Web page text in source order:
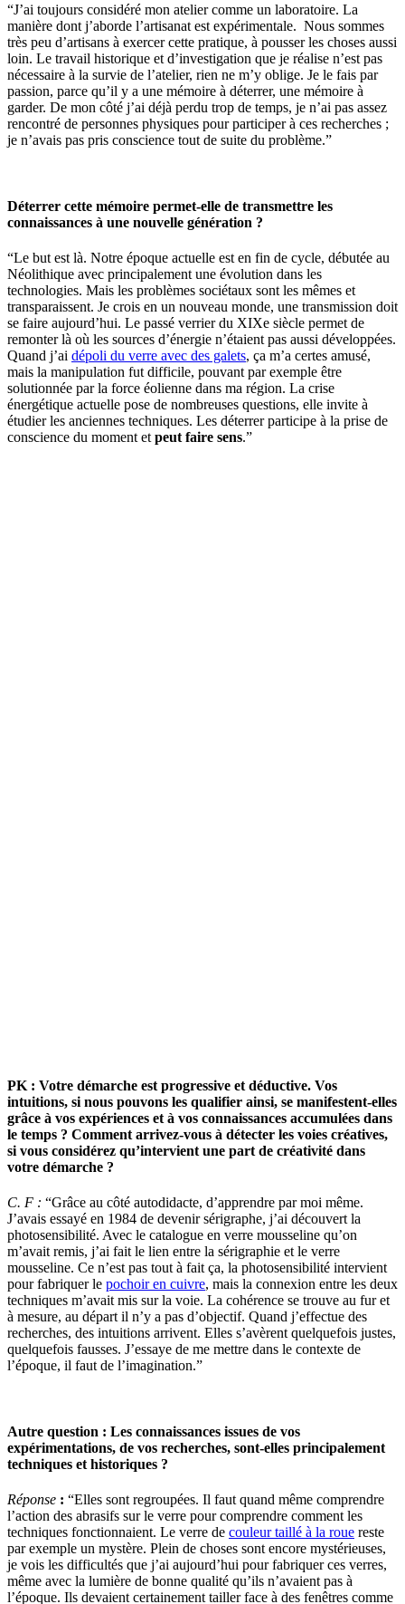
“J’ai toujours considéré mon atelier comme un laboratoire. La
manière dont j’aborde l’artisanat est expérimentale. Nous sommes
très peu d’artisans à exercer cette pratique, à pousser les choses aussi
loin. Le travail historique et d’investigation que je réalise n’est pas
nécessaire à la survie de l’atelier, rien ne m’y oblige. Je le fais par
passion, parce qu’il y a une mémoire à déterrer, une mémoire à
garder. De mon côté j’ai déjà perdu trop de temps, je n’ai pas assez
rencontré de personnes physiques pour participer à ces recherches ;
je n’avais pas pris conscience tout de suite du problème.”
Déterrer cette mémoire permet-elle de transmettre les
connaissances à une nouvelle génération ?
“Le but est là. Notre époque actuelle est en fin de cycle, débutée au
Néolithique avec principalement une évolution dans les
technologies. Mais les problèmes sociétaux sont les mêmes et
transparaissent. Je crois en un nouveau monde, une transmission doit
se faire aujourd’hui. Le passé verrier du XIXe siècle permet de
remonter là où les sources d’énergie n’étaient pas aussi développées.
Quand j’ai dépoli du verre avec des galets, ça m’a certes amusé,
mais la manipulation fut difficile, pouvant par exemple être
solutionnée par la force éolienne dans ma région. La crise
énergétique actuelle pose de nombreuses questions, elle invite à
étudier les anciennes techniques. Les déterrer participe à la prise de
conscience du moment et peut faire sens.”
PK : Votre démarche est progressive et déductive. Vos
intuitions, si nous pouvons les qualifier ainsi, se manifestent-elles
grâce à vos expériences et à vos connaissances accumulées dans
le temps ? Comment arrivez-vous à détecter les voies créatives,
si vous considérez qu’intervient une part de créativité dans
votre démarche ?
C. F : “Grâce au côté autodidacte, d’apprendre par moi même.
J’avais essayé en 1984 de devenir sérigraphe, j’ai découvert la
photosensibilité. Avec le catalogue en verre mousseline qu’on
m’avait remis, j’ai fait le lien entre la sérigraphie et le verre
mousseline. Ce n’est pas tout à fait ça, la photosensibilité intervient
pour fabriquer le pochoir en cuivre, mais la connexion entre les deux
techniques m’avait mis sur la voie. La cohérence se trouve au fur et
à mesure, au départ il n’y a pas d’objectif. Quand j’effectue des
recherches, des intuitions arrivent. Elles s’avèrent quelquefois justes,
quelquefois fausses. J’essaye de me mettre dans le contexte de
l’époque, il faut de l’imagination.”
Autre question : Les connaissances issues de vos
expérimentations, de vos recherches, sont-elles principalement
techniques et historiques ?
Réponse : “Elles sont regroupées. Il faut quand même comprendre
l’action des abrasifs sur le verre pour comprendre comment les
techniques fonctionnaient. Le verre de couleur taillé à la roue reste
par exemple un mystère. Plein de choses sont encore mystérieuses,
je vois les difficultés que j’ai aujourd’hui pour fabriquer ces verres,
même avec la lumière de bonne qualité qu’ils n’avaient pas à
l’époque. Ils devaient certainement tailler face à des fenêtres comme